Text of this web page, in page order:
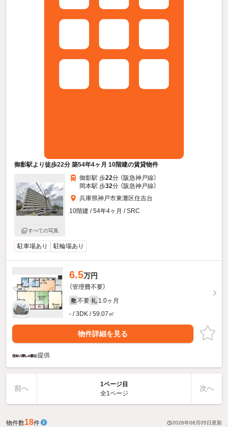
御影駅より徒歩22分 築54年4ヶ月 10階建の賃貸物件
すべての写真
御影駅 歩22分 （阪急神戸線）
岡本駅 歩32分 （阪急神戸線）
兵庫県神戸市東灘区住吉台
10階建 / 54年4ヶ月 / SRC
駐車場あり 駐輪場あり
6.5万円
（管理費不要）
敷 不要 礼 1.0ヶ月
- / 3DK / 59.07㎡
物件詳細を見る
提供
前へ
1ページ目
全1ページ
次へ
物件数18件 2026年08月05日更新